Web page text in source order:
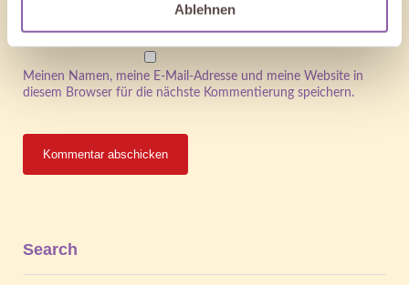
Ablehnen
Meinen Namen, meine E-Mail-Adresse und meine Website in
diesem Browser für die nächste Kommentierung speichern.
Search